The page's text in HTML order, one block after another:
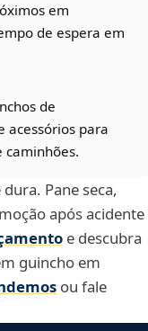
em
de espera em
de
acessórios para
caminhões.
Pane seca,
após acidente
e descubra
guincho em
ou fale